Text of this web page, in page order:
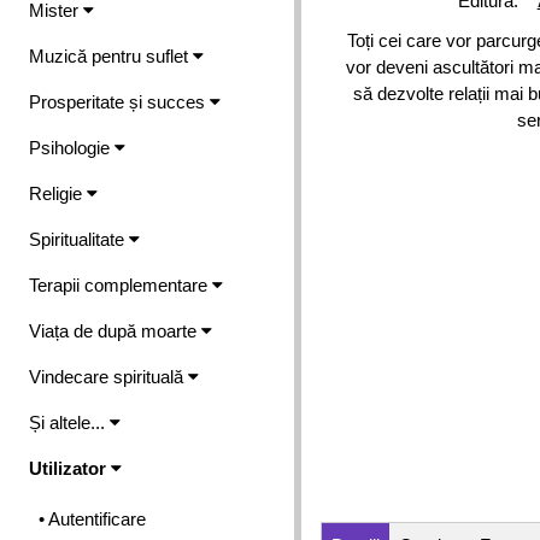
Mister
Muzică pentru suflet
Prosperitate și succes
Psihologie
Religie
Spiritualitate
Terapii complementare
Viața de după moarte
Vindecare spirituală
Și altele...
Utilizator
• Autentificare
Toți cei care vor
vor deveni ascultători
să dezvolte relații mai